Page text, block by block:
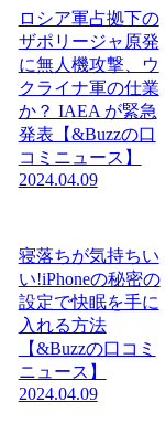
ロシア軍占拠下の
ザポリージャ原発
に無人機攻撃、ウ
クライナ軍の仕業
か？ IAEA が緊急
発表【&Buzzの口
コミニュース】
2024.04.09
寝落ちが気持ちい
い!iPhoneの秘密の
設定で快眠を手に
入れる方法
【&Buzzの口コミ
ニュース】
2024.04.09